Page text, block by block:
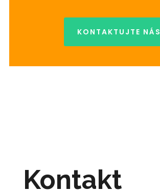
KONTAKTUJTE NÁS
Kontakt